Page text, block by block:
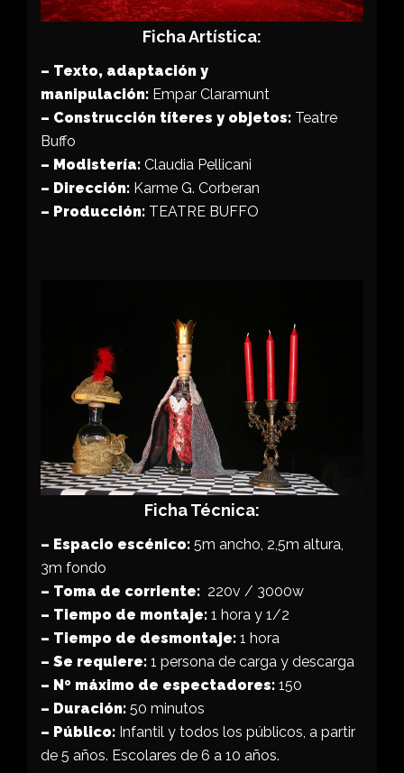
Ficha Artística:
– Texto, adaptación y
manipulación: Empar Claramunt
– Construcción títeres y objetos: Teatre
Buffo
– Modistería: Claudia Pellicani
– Dirección: Karme G. Corberan
– Producción: TEATRE BUFFO
Ficha Técnica:
– Espacio escénico: 5m ancho, 2,5m altura,
3m fondo
– Toma de corriente: 220v / 3000w
– Tiempo de montaje: 1 hora y 1/2
– Tiempo de desmontaje: 1 hora
– Se requiere: 1 persona de carga y descarga
– Nº máximo de espectadores: 150
– Duración: 50 minutos
– Público: Infantil y todos los públicos, a partir
de 5 años. Escolares de 6 a 10 años.